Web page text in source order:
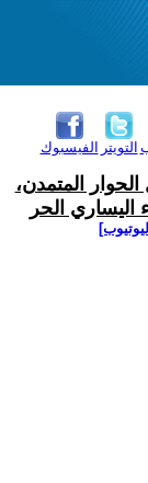
الفيسبوك التويتر
المتمدن،
الحر